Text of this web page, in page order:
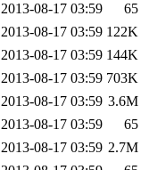
2013-08-17 03:59
65
2013-08-17 03:59 122K
2013-08-17 03:59 144K
2013-08-17 03:59 703K
2013-08-17 03:59 3.6M
2013-08-17 03:59
65
2013-08-17 03:59 2.7M